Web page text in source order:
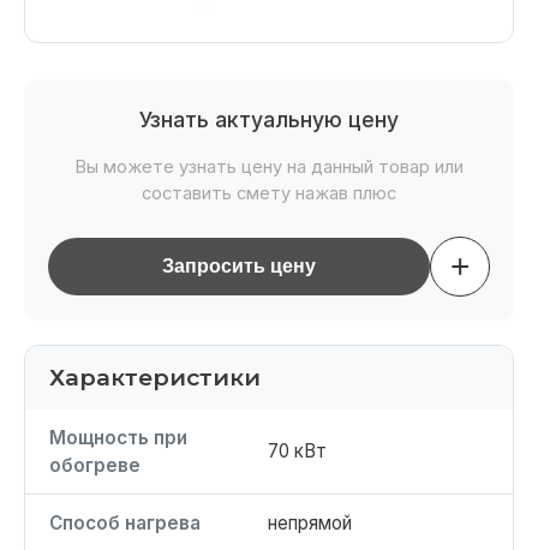
Узнать актуальную цену
Вы можете узнать цену на данный товар или
составить смету нажав плюс
Запросить цену +
Характеристики
Мощность при
обогреве
70 кВт
Способ нагрева непрямой